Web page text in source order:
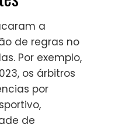
a
de regras no
Por exemplo,
os árbitros
por
de